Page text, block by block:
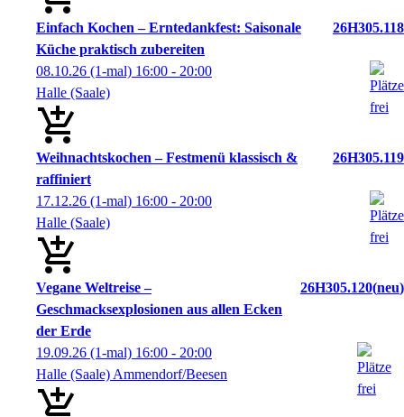
Einfach Kochen – Erntedankfest: Saisonale
Küche praktisch zubereiten
26H305.118
08.10.26 (1-mal) 16:00 - 20:00
Halle (Saale)
Weihnachtskochen – Festmenü klassisch &
raffiniert
26H305.119
17.12.26 (1-mal) 16:00 - 20:00
Halle (Saale)
Vegane Weltreise –
Geschmacksexplosionen aus allen Ecken
der Erde
26H305.120 neu
19.09.26 (1-mal) 16:00 - 20:00
Halle (Saale) Ammendorf/Beesen